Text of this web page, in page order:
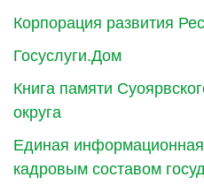
Корпорация развития
Госуслуги.Дом
Книга памяти
округа
Единая
кадровым составом